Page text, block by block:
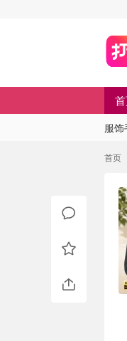
服
首页